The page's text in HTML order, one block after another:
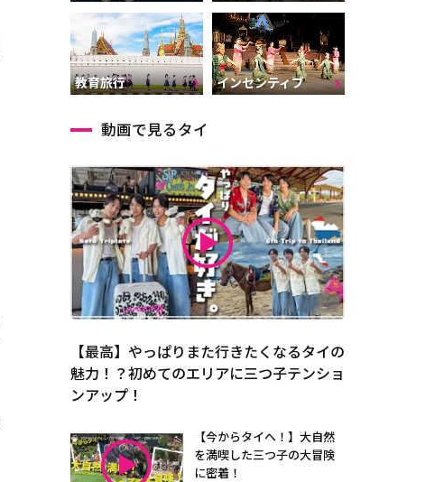
教育旅行 インセンティブ
動画で見るタイ
【最高】やっぱりまた行きたくなるタイの
魅力！？初めてのエリアに三つ子テンショ
ンアップ！
【今からタイへ！】大自然
を満喫した三つ子の大冒険
に密着！